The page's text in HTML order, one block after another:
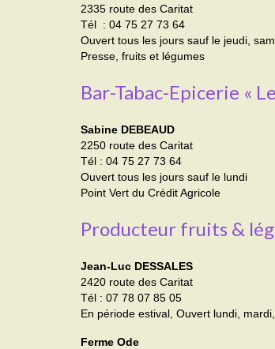
2335 route des Caritat
Tél : 04 75 27 73 64
Ouvert tous les jours sauf le jeudi,
Presse, fruits et légumes
Bar-Tabac-Epicerie «
Sabine DEBEAUD
2250 route des Caritat
Tél : 04 75 27 73 64
Ouvert tous les jours sauf le lundi
Point Vert du Crédit Agricole
Producteur fruits &
Jean-Luc DESSALES
2420 route des Caritat
Tél : 07 78 07 85 05
En période estival, Ouvert lundi,
Ferme Ode